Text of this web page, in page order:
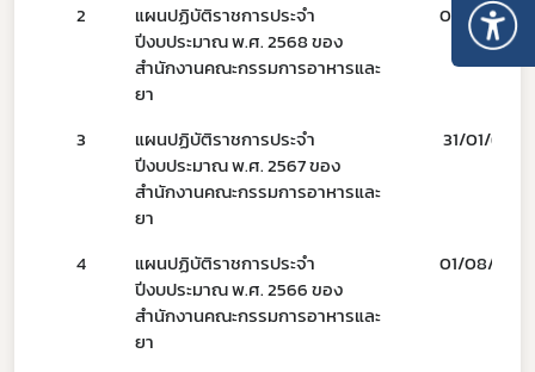
2
แผนปฏิบัติราชการประจำ
ปีงบประมาณ พ.ศ. 2568 ของ
สำนักงานคณะกรรมการอาหารและ
ยา
02/01/68
3
แผนปฏิบัติราชการประจำ
ปีงบประมาณ พ.ศ. 2567 ของ
สำนักงานคณะกรรมการอาหารและ
ยา
31/01/67
4
แผนปฏิบัติราชการประจำ
ปีงบประมาณ พ.ศ. 2566 ของ
สำนักงานคณะกรรมการอาหารและ
ยา
01/08/65